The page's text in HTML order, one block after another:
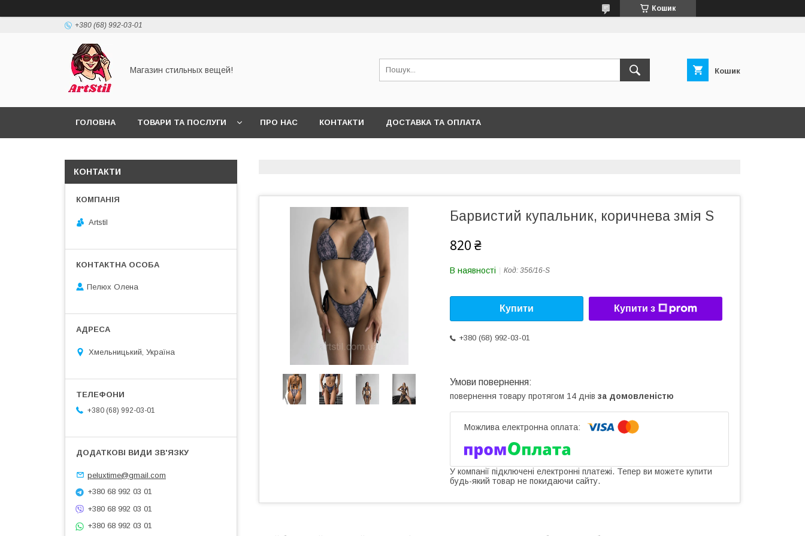
Кошик
+380 (68) 992-03-01
Магазин стильных вещей! Кошик
ГОЛОВНА ТОВАРИ ТА ПОСЛУГИ ПРО НАС КОНТАКТИ ДОСТАВКА ТА ОПЛАТА
Барвистий купальник, коричнева змія S
820 ₴
В наявності Код: 356/16-S
Купити Купити з
+380 (68) 992-03-01
повернення товару протягом 14 днів за домовленістю
У компанії підключені електронні платежі. Тепер ви можете купити
будь-який товар не покидаючи сайту.
КОНТАКТИ
Artstil
Пелюх Олена
Хмельницький, Україна
+380 (68) 992-03-01
peluxtime@gmail.com
+380 68 992 03 01
+380 68 992 03 01
+380 68 992 03 01